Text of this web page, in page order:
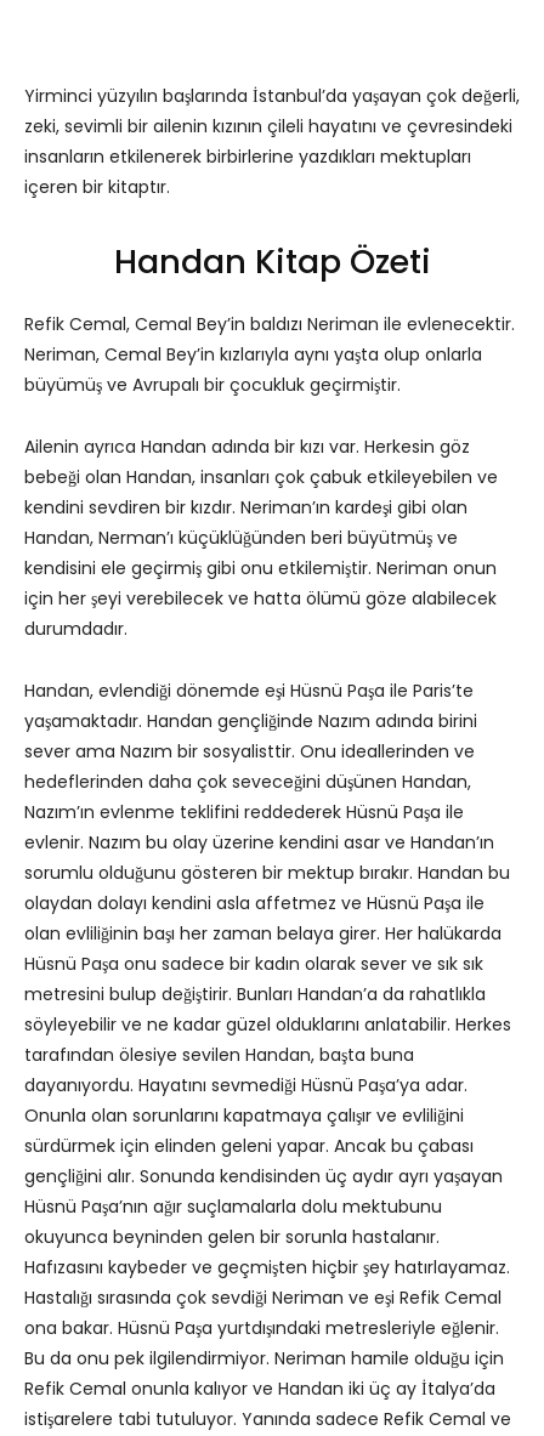
Yirminci yüzyılın başlarında İstanbul’da yaşayan çok değerli,
zeki, sevimli bir ailenin kızının çileli hayatını ve çevresindeki
insanların etkilenerek birbirlerine yazdıkları mektupları
içeren bir kitaptır.
Handan Kitap Özeti
Refik Cemal, Cemal Bey’in baldızı Neriman ile evlenecektir.
Neriman, Cemal Bey’in kızlarıyla aynı yaşta olup onlarla
büyümüş ve Avrupalı ​​bir çocukluk geçirmiştir.
Ailenin ayrıca Handan adında bir kızı var. Herkesin göz
bebeği olan Handan, insanları çok çabuk etkileyebilen ve
kendini sevdiren bir kızdır. Neriman’ın kardeşi gibi olan
Handan, Nerman’ı küçüklüğünden beri büyütmüş ve
kendisini ele geçirmiş gibi onu etkilemiştir. Neriman onun
için her şeyi verebilecek ve hatta ölümü göze alabilecek
durumdadır.
Handan, evlendiği dönemde eşi Hüsnü Paşa ile Paris’te
yaşamaktadır. Handan gençliğinde Nazım adında birini
sever ama Nazım bir sosyalisttir. Onu ideallerinden ve
hedeflerinden daha çok seveceğini düşünen Handan,
Nazım’ın evlenme teklifini reddederek Hüsnü Paşa ile
evlenir. Nazım bu olay üzerine kendini asar ve Handan’ın
sorumlu olduğunu gösteren bir mektup bırakır. Handan bu
olaydan dolayı kendini asla affetmez ve Hüsnü Paşa ile
olan evliliğinin başı her zaman belaya girer. Her halükarda
Hüsnü Paşa onu sadece bir kadın olarak sever ve sık sık
metresini bulup değiştirir. Bunları Handan’a da rahatlıkla
söyleyebilir ve ne kadar güzel olduklarını anlatabilir. Herkes
tarafından ölesiye sevilen Handan, başta buna
dayanıyordu. Hayatını sevmediği Hüsnü Paşa’ya adar.
Onunla olan sorunlarını kapatmaya çalışır ve evliliğini
sürdürmek için elinden geleni yapar. Ancak bu çabası
gençliğini alır. Sonunda kendisinden üç aydır ayrı yaşayan
Hüsnü Paşa’nın ağır suçlamalarla dolu mektubunu
okuyunca beyninden gelen bir sorunla hastalanır.
Hafızasını kaybeder ve geçmişten hiçbir şey hatırlayamaz.
Hastalığı sırasında çok sevdiği Neriman ve eşi Refik Cemal
ona bakar. Hüsnü Paşa yurtdışındaki metresleriyle eğlenir.
Bu da onu pek ilgilendirmiyor. Neriman hamile olduğu için
Refik Cemal onunla kalıyor ve Handan iki üç ay İtalya’da
istişarelere tabi tutuluyor. Yanında sadece Refik Cemal ve